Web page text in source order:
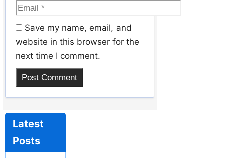
Save my name, email, and
website in this browser for the
next time I comment.
Latest
Posts